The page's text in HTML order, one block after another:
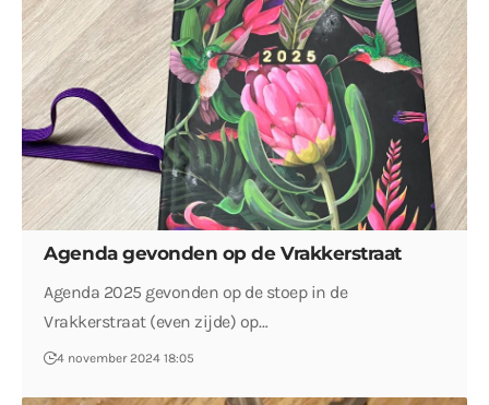
Agenda gevonden op de Vrakkerstraat
Agenda 2025 gevonden op de stoep in de
Vrakkerstraat (even zijde) op…
4 november 2024 18:05